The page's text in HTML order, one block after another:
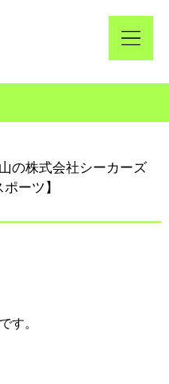
の株式会社シーカーズ
ーツ】
す。